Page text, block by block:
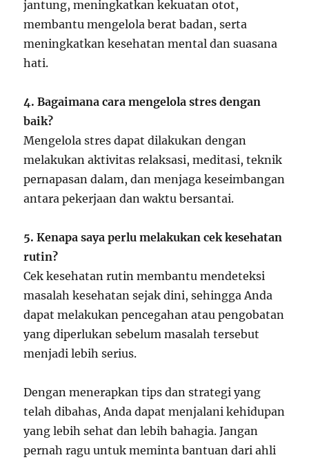
jantung, meningkatkan kekuatan otot,
membantu mengelola berat badan, serta
meningkatkan kesehatan mental dan suasana
hati.
4. Bagaimana cara mengelola stres dengan
baik?
Mengelola stres dapat dilakukan dengan
melakukan aktivitas relaksasi, meditasi, teknik
pernapasan dalam, dan menjaga keseimbangan
antara pekerjaan dan waktu bersantai.
5. Kenapa saya perlu melakukan cek kesehatan
rutin?
Cek kesehatan rutin membantu mendeteksi
masalah kesehatan sejak dini, sehingga Anda
dapat melakukan pencegahan atau pengobatan
yang diperlukan sebelum masalah tersebut
menjadi lebih serius.
Dengan menerapkan tips dan strategi yang
telah dibahas, Anda dapat menjalani kehidupan
yang lebih sehat dan lebih bahagia. Jangan
pernah ragu untuk meminta bantuan dari ahli